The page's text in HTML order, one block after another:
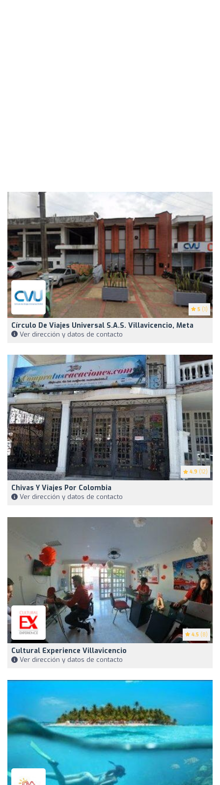
5 (1)
Círculo De Viajes Universal S.A.S. Villavicencio, Meta
Ver dirección y datos de contacto
4.9 (12)
Chivas Y Viajes Por Colombia
Ver dirección y datos de contacto
4.5 (8)
Cultural Experience Villavicencio
Ver dirección y datos de contacto